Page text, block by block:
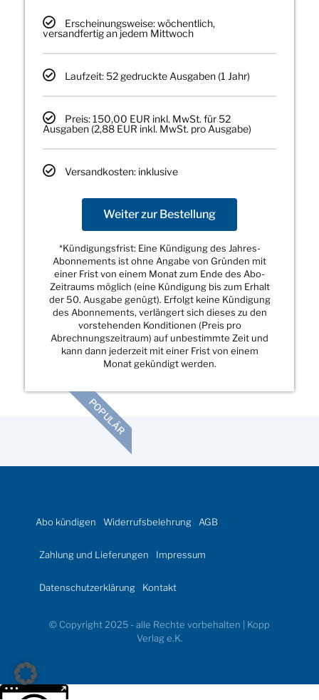
Erscheinungsweise: wöchentlich,
versandfertig an jedem Mittwoch
Laufzeit: 52 gedruckte Ausgaben (1 Jahr)
Preis: 150,00 EUR inkl. MwSt. für 52
Ausgaben (2,88 EUR inkl. MwSt. pro Ausgabe)
Versandkosten: inklusive
Weiter zur Bestellung
*Kündigungsfrist: Eine Kündigung des Jahres-
Abonnements ist ohne Angabe von Gründen mit
einer Frist von einem Monat zum Ende des Abo-
Zeitraums möglich (eine Kündigung bis zum Erhalt
der 50. Ausgabe genügt). Erfolgt keine Kündigung
des Abonnements, verlängert sich dieses zu den
vorstehenden Konditionen (Preis pro
Abrechnungszeitraum) auf unbestimmte Zeit und
kann dann jederzeit mit einer Frist von einem
Monat gekündigt werden.
POPULÄR
Abo kündigen Widerrufsbelehrung AGB
Zahlung und Lieferungen Impressum
Datenschutzerklärung Kontakt
© Copyright 2025 - alle Rechte vorbehalten | Kopp
Verlag e.K.
Weitere Informationen über den gesperrten Inhalt.